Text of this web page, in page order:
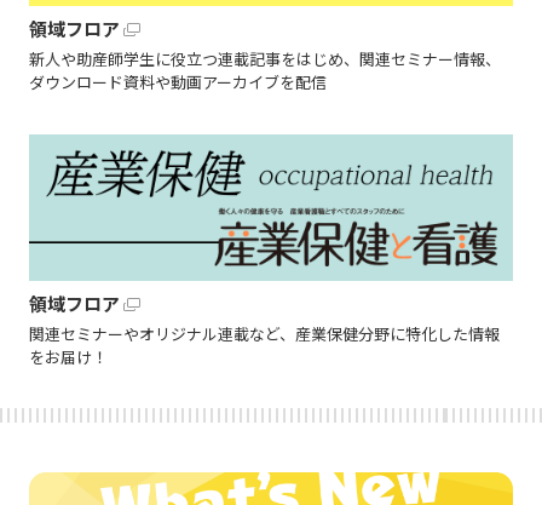
領域フロア
新人や助産師学生に役立つ連載記事をはじめ、関連セミナー情報、
ダウンロード資料や動画アーカイブを配信
領域フロア
関連セミナーやオリジナル連載など、産業保健分野に特化した情報
をお届け！